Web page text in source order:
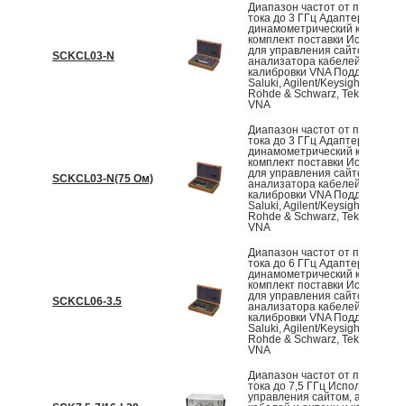
SCKCL03-N
Диапазон частот от
тока до 3 ГГц Адаптеры и
динамометрический ключ
комплект поставки
для управления сайтом,
анализатора кабелей и
калибровки VNA
Saluki, Agilent/Keysight, Anritsu,
Rohde & Schwarz, Tektronix и
VNA
SCKCL03-N(75 Ом)
Диапазон частот от
тока до 3 ГГц Адаптеры и
динамометрический ключ
комплект поставки
для управления сайтом,
анализатора кабелей и
калибровки VNA
Saluki, Agilent/Keysight, Anritsu,
Rohde & Schwarz, Tektronix и
VNA
SCKCL06-3.5
Диапазон частот от
тока до 6 ГГц Адаптеры и
динамометрический ключ
комплект поставки
для управления сайтом,
анализатора кабелей и
калибровки VNA
Saluki, Agilent/Keysight, Anritsu,
Rohde & Schwarz, Tektronix и
VNA
Диапазон частот от
тока до 7,5 ГГц Используется
управления сайтом,